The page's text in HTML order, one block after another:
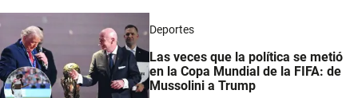
Deportes
Las veces que la política se metió
en la Copa Mundial de la FIFA: de
Mussolini a Trump